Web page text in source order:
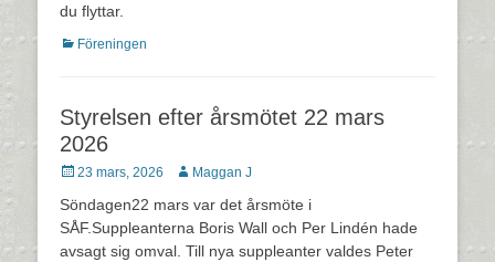
du flyttar.
Kategorier
Föreningen
Styrelsen efter årsmötet 22 mars
2026
Postades
23 mars, 2026 Författare
Maggan J
Söndagen22 mars var det årsmöte i
SÅF.Suppleanterna Boris Wall och Per Lindén hade
avsagt sig omval. Till nya suppleanter valdes Peter